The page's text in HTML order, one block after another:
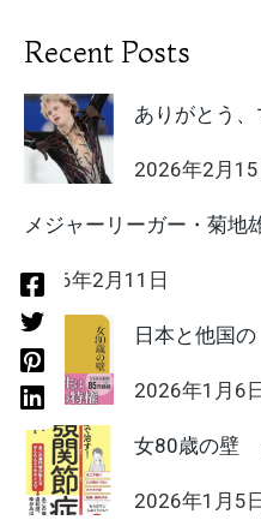
Recent Posts
ありがとう、
2026年2月15
メジャーリーガー・菊地
2026年2月11日
日本と他国
2026年1月6
女80歳の壁
2026年1月5